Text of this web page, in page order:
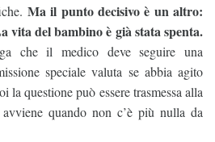
Ma il punto decisivo è un altro:
vita del bambino è già stata spenta.
che il medico deve seguire una
speciale valuta se abbia agito
la questione può essere trasmessa alla
quando non c’è più nulla da